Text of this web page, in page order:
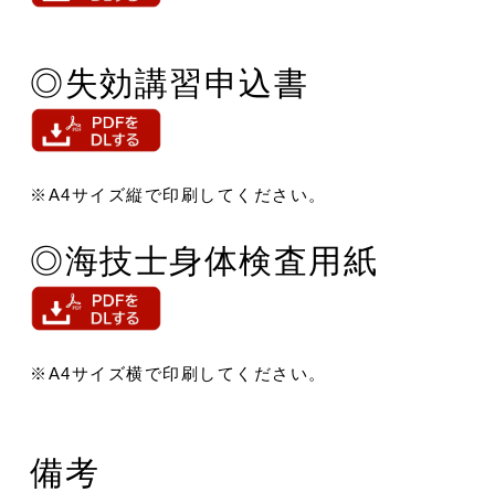
◎失効講習申込書
※A4サイズ縦で印刷してください。
◎海技士身体検査用紙
※A4サイズ横で印刷してください。
備考